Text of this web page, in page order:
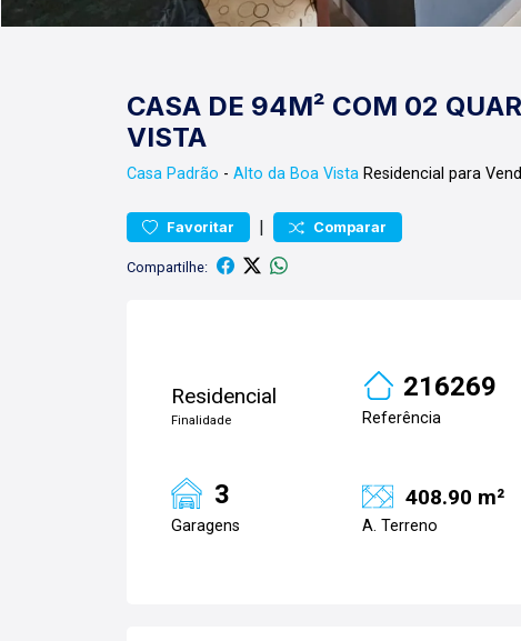
CASA DE 94M² COM 02
VISTA
Casa Padrão - Alto da Boa Vista Residencial para
Favoritar | Comparar
Compartilhe:
Residencial
Finalidade
216269
Referência
3
Garagens
408.90 m²
A. Terreno